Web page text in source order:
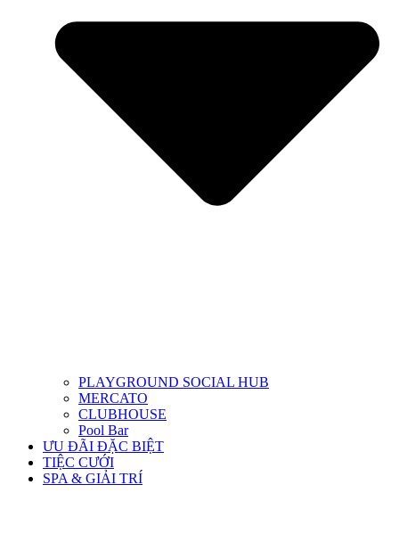
PLAYGROUND SOCIAL HUB
MERCATO
CLUBHOUSE
Pool Bar
ƯU ĐÃI ĐẶC BIỆT
TIỆC CƯỚI
SPA & GIẢI TRÍ